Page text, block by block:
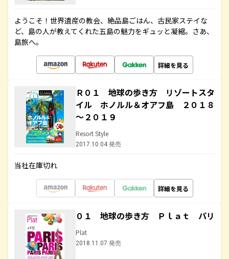
ようこそ！世界遺産の教会、絶品島ごはん、古民家ステイな
ど、島の人が教えてくれた五島の魅力をギュッと凝縮。さあ、
島旅へ。
詳細を見る
Ｒ０１ 地球の歩き方 リゾートスタ
イル ホノルル＆オアフ島 ２０１８
～２０１９
Resort Style
2017.10.04 発売
当社在庫切れ
詳細を見る
０１ 地球の歩き方 Ｐｌａｔ パリ
Plat
2018.11.07 発売